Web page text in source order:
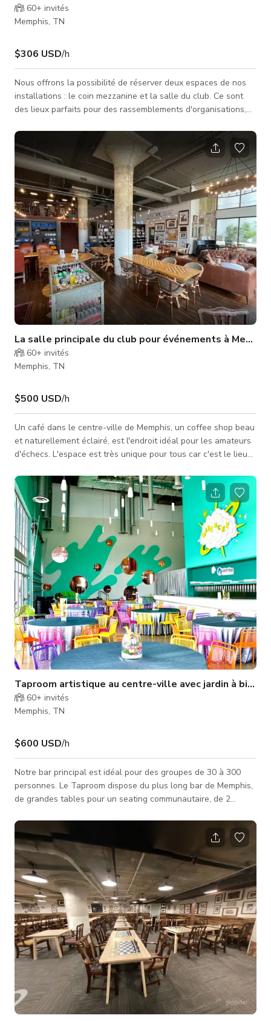
60+ invités
Memphis, TN
$306 USD/h
Nous offrons la possibilité de réserver deux espaces de nos
installations : le coin mezzanine et la salle du club. Ce sont
des lieux parfaits pour des rassemblements d'organisations,
La salle principale du club pour événements à
60+ invités
Memphis, TN
$500 USD/h
Un café dans le centre-ville de Memphis, un coffee shop beau
et naturellement éclairé, est l'endroit idéal pour les amateurs
d'échecs. L'espace est très unique pour tous car c'est le lieu
d'anniversaire, réceptions, et plus encore ! Ce café sert le
petit-déjeuner, le déjeuner et le dîner. Le café est torréfié sur
place.
Taproom artistique au centre-ville avec jardin à bière
60+ invités
Memphis, TN
$600 USD/h
Notre bar principal est idéal pour des groupes de 30 à 300
personnes. Le Taproom dispose du plus long bar de Memphis,
de grandes tables pour un seating communautaire, de 2
ambiance intérieure-extérieure, et de fenêtres du sol au
plafond donnant sur B.B. King Blvd. Les fenêtres bulles
permettent aux invités de voir notre brasserie en activité
derrière la vitre. Prolongeant le taproom se trouve notre jardin
à bière avec scène